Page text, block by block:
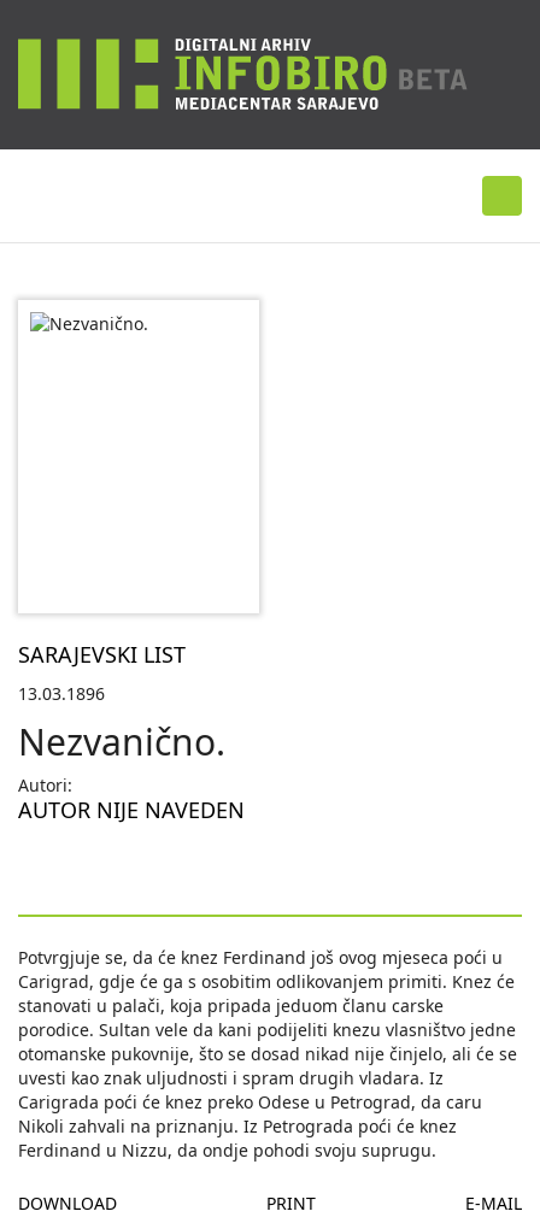
SARAJEVSKI LIST
13.03.1896
Nezvanično.
Autori:
AUTOR NIJE NAVEDEN
Potvrgjuje se, da će knez Ferdinand još ovog mjeseca poći u
Carigrad, gdje će ga s osobitim odlikovanjem primiti. Knez će
stanovati u palači, koja pripada jeduom članu carske
porodice. Sultan vele da kani podijeliti knezu vlasništvo jedne
otomanske pukovnije, što se dosad nikad nije činjelo, ali će se
uvesti kao znak uljudnosti i spram drugih vladara. Iz
Carigrada poći će knez preko Odese u Petrograd, da caru
Nikoli zahvali na priznanju. Iz Petrograda poći će knez
Ferdinand u Nizzu, da ondje pohodi svoju suprugu.
DOWNLOAD PRINT E-MAIL